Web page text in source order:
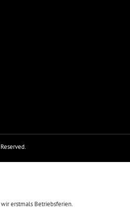
erstmals Betriebsferien.